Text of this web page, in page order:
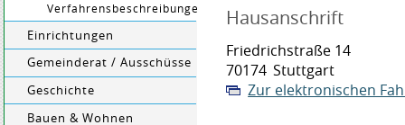
Verfahrensbeschreibungen
Einrichtungen
Gemeinderat / Ausschüsse
Geschichte
Bauen & Wohnen
Hausanschrift
Friedrichstraße 14
70174 Stuttgart
Zur elektronischen